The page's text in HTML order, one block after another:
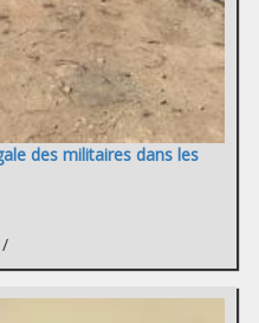
des militaires dans les
/